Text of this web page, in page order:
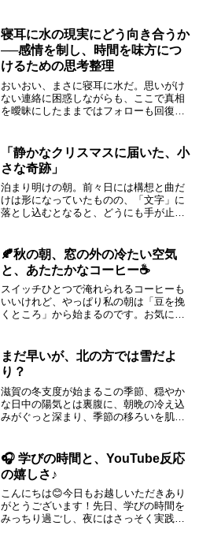
イルを見直し、工夫しているつもりで
も、数字は大きく変わらない。このまま
進めて意味があるのか、それとも何か決
定的に足りないのか。正直、よく分から
なくなってきた。二桁再生が続くうちに
「伸びないのが普通なのか」「ここまで
伸びないのは致命的なのか」という感覚
まで曖昧になっている。それでも、手を
から今日も考え、試し、迷いながら進む
しかない。明日は先を行く先輩と話す機
会がある。遠慮せず、今の悩みをぶつ
け、しっかり聞き込もう。少しでも突破
口を見つけ、いつか“伸びる瞬間の快感”を
実感するために。
寝耳に水の現実にどう向き合うか
──感情を制し、時間を味方につ
けるための思考整理
おいおい、まさに寝耳に水だ。思いがけ
ない連絡に困惑しながらも、ここで真相
を曖昧にしたままではフォローも回復も
きる道があるのなら、何らかの手立てを
講じるべきだろう。役職のない立場では
直接的な一手を打つのは難しいが、感情
や行動をコントロールすることはでき
る。まずは自分なりに考え得る行動を整
理し、それを正直に伝えたうえで、相手
とはいえ、正直さ一辺倒では、嫌な連中
がここぞとばかりに足を引っ張ってくる
のも現実だ。「嘘も方便」という言葉が
あるように、ここは冷静さを最優先し、
回避によって時間を稼ぐ選択も必要だろ
う。時間があれば心も整い、次の一手を
だから。
「静かなクリスマスに届いた、小
さな奇跡」
泊まり明けの朝。前々日には構想と曲だ
けは形になっていたものの、「文字」に
落とし込むとなると、どうにも手が止ま
い。そんな自分の未熟さに、少しだけた
め息が出る朝でした。クリスマスイブも
仕事。浮かれることなく、淡々と横浜ま
での長距離輸送。年齢的にも「メリーク
リスマス」と口にするのは、どこか照れ
くさいものがあります。それでも、昨夜
持っていくよ」。正直、そんなわけない
やろ…と笑っていました。ところが、ま
さかのDM。少人数限定のお食事オフ会へ
のお誘いでした。迷う理由などありませ
ん。「行きます」と即答。夢のような話
です。帰宅すると、妻が腕を振るったロ
す。そして次は、自分が誰かの場をつく
る番。先輩に相談すると、快く背中を押
してくれました。さあ、やるしかない。
そんな決意です。
🍂秋の朝、窓の外の冷たい空気
と、あたたかなコーヒー☕
スイッチひとつで淹れられるコーヒーも
いいけれど、やっぱり私の朝は「豆を挽
くところ」から始まるのです。お気に入
がふわっと香ばしいコーヒーの香りに包
まれます☕💕
まだ早いが、北の方では雪だよ
り？
滋賀の冬支度が始まるこの季節、穏やか
な日中の陽気とは裏腹に、朝晩の冷え込
みがぐっと深まり、季節の移ろいを肌で
かきスコップの準備が当たり前。けれ
ど、積雪のない土地の方には不思議に映
るかもしれませんね。時にはスリップや
転倒といった“地元あるある”もあります
が、早めの行動で慌てずに冬を乗り切る
のもまた風物詩。大雪で渋滞になって
🎧 学びの時間と、YouTube反応
の嬉しさ♪
こんにちは😊今日もお越しいただきあり
がとうございます！先日、学びの時間を
みっちり過ごし、夜にはさっそく実践モ